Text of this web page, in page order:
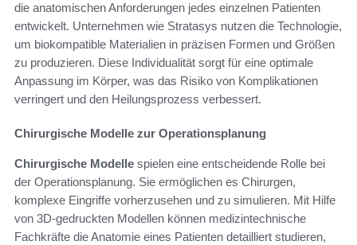
die anatomischen Anforderungen jedes einzelnen Patienten
entwickelt. Unternehmen wie Stratasys nutzen die Technologie,
um biokompatible Materialien in präzisen Formen und Größen
zu produzieren. Diese Individualität sorgt für eine optimale
Anpassung im Körper, was das Risiko von Komplikationen
verringert und den Heilungsprozess verbessert.
Chirurgische Modelle zur Operationsplanung
Chirurgische Modelle spielen eine entscheidende Rolle bei
der Operationsplanung. Sie ermöglichen es Chirurgen,
komplexe Eingriffe vorherzusehen und zu simulieren. Mit Hilfe
von 3D-gedruckten Modellen können medizintechnische
Fachkräfte die Anatomie eines Patienten detailliert studieren,